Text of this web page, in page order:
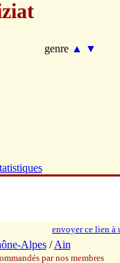
genre ▲ ▼
envoyer ce lien à
Alpes/Ain
par nos membres